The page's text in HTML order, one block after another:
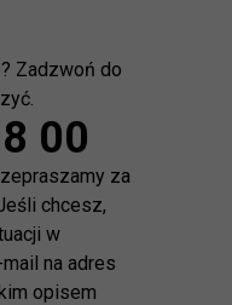
Zadzwoń do
00
za
chcesz,
w
na adres
opisem